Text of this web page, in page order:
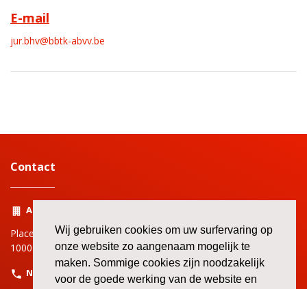
Wij gebruiken cookies om uw surfervaring op
onze website zo aangenaam mogelijk te
maken. Sommige cookies zijn noodzakelijk
voor de goede werking van de website en
E-mail
jur.bhv@bbtk-abvv.be
Contact
Adres
Place Rouppe | Rouppeplein 3
1000 Bruxelles | Brussel
Nummer